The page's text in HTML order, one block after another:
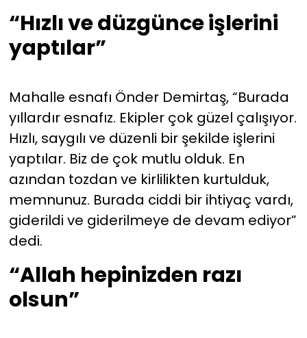
“Hızlı ve düzgünce işlerini
yaptılar”
Mahalle esnafı Önder Demirtaş, “Burada
yıllardır esnafız. Ekipler çok güzel çalışıyor.
Hızlı, saygılı ve düzenli bir şekilde işlerini
yaptılar. Biz de çok mutlu olduk. En
azından tozdan ve kirlilikten kurtulduk,
memnunuz. Burada ciddi bir ihtiyaç vardı,
giderildi ve giderilmeye de devam ediyor”
dedi.
“Allah hepinizden razı
olsun”